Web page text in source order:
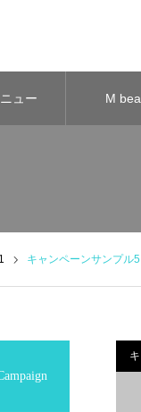
ュー M
キャンペーンサンプル5